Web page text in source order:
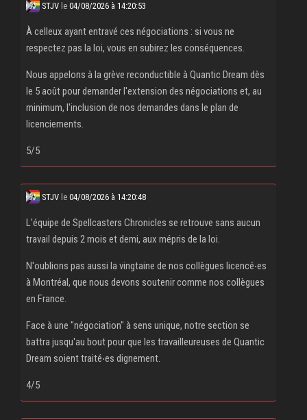
STJV le 04/08/2026 à 14:20:53
À celleux ayant entravé ces négociations : si vous ne
respectez pas la loi, vous en subirez les conséquences.
Nous appelons à la grève reconductible à Quantic Dream dès
le 5 août pour demander l'extension des négociations et, au
minimum, l'inclusion de nos demandes dans le plan de
licenciements.
5/5
STJV le 04/08/2026 à 14:20:48
L'équipe de Spellcasters Chronicles se retrouve sans aucun
travail depuis 2 mois et demi, aux mépris de la loi.
N'oublions pas aussi la vingtaine de nos collègues licencé‧es
à Montréal, que nous devons soutenir comme nos collègues
en France.
Face à une "négociation" à sens unique, notre section se
battra jusqu'au bout pour que les travailleureuses de Quantic
Dream soient traité‧es dignement.
4/5